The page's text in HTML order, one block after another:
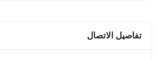
تفاصيل الاتصال